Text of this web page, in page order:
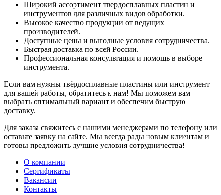
Широкий ассортимент твердосплавных пластин и
инструментов для различных видов обработки.
Высокое качество продукции от ведущих
производителей.
Доступные цены и выгодные условия сотрудничества.
Быстрая доставка по всей России.
Профессиональная консультация и помощь в выборе
инструмента.
Если вам нужны твёрдосплавные пластины или инструмент
для вашей работы, обратитесь к нам! Мы поможем вам
выбрать оптимальный вариант и обеспечим быструю
доставку.
Для заказа свяжитесь с нашими менеджерами по телефону или
оставьте заявку на сайте. Мы всегда рады новым клиентам и
готовы предложить лучшие условия сотрудничества!
О компании
Сертификаты
Вакансии
Контакты